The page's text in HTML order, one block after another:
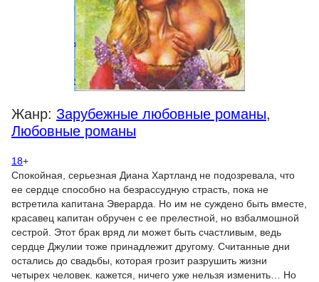
Жанр: Зарубежные любовные романы,
Любовные романы
18+
Спокойная, серьезная Диана Хартланд не подозревала, что
ее сердце способно на безрассудную страсть, пока не
встретила капитана Эверарда. Но им не суждено быть вместе,
красавец капитан обручен с ее прелестной, но взбалмошной
сестрой. Этот брак вряд ли может быть счастливым, ведь
сердце Джулии тоже принадлежит другому. Считанные дни
остались до свадьбы, которая грозит разрушить жизни
четырех человек. кажется, ничего уже нельзя изменить… Но